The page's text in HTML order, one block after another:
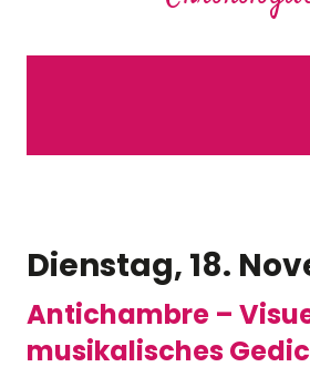
Samstag 22
Sonntag 23
AUSSTELLUNGEN & DEBATTE
Dienstag, 18.
Antichambre –
musikalisches